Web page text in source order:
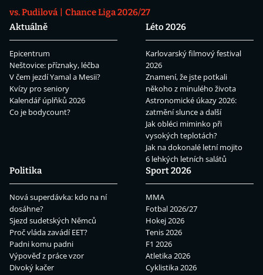
vs. Pudilová
Chance Liga 2026/27
Aktuálně
Epicentrum
Neštovice: příznaky, léčba
V čem jezdí Yamal a Mesii?
Kvízy pro seniory
Kalendář úplňků 2026
Co je bodycount?
Léto 2026
Karlovarský filmový festival
2026
Znamení, že jste potkali
někoho z minulého života
Astronomické úkazy 2026:
zatmění slunce a další
Jak obléci miminko při
vysokých teplotách?
Jak na dokonalé letní mojito
6 lehkých letních salátů
Politika
Nová superdávka: kdo na ní
dosáhne?
Sjezd sudetských Němců
Proč vláda zavádí EET?
Padni komu padni
Výpověď z práce vzor
Divoký kačer
Sport 2026
MMA
Fotbal 2026/27
Hokej 2026
Tenis 2026
F1 2026
Atletika 2026
Cyklistika 2026